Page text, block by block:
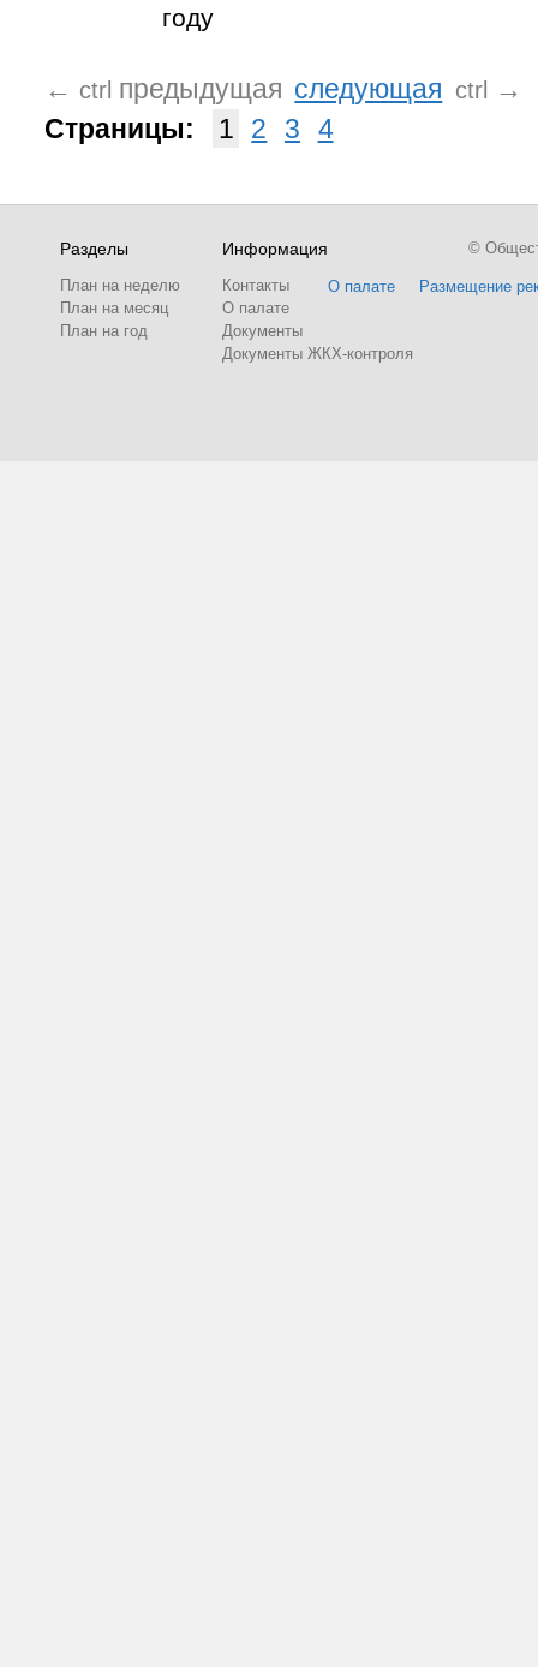
году
← ctrl предыдущая следующая ctrl
→
Страницы:
1 2 3 4
Разделы
План на неделю
План на месяц
План на год
Информация
Контакты
О палате
Документы
Документы ЖКХ-контроля
О палате Размещение
©